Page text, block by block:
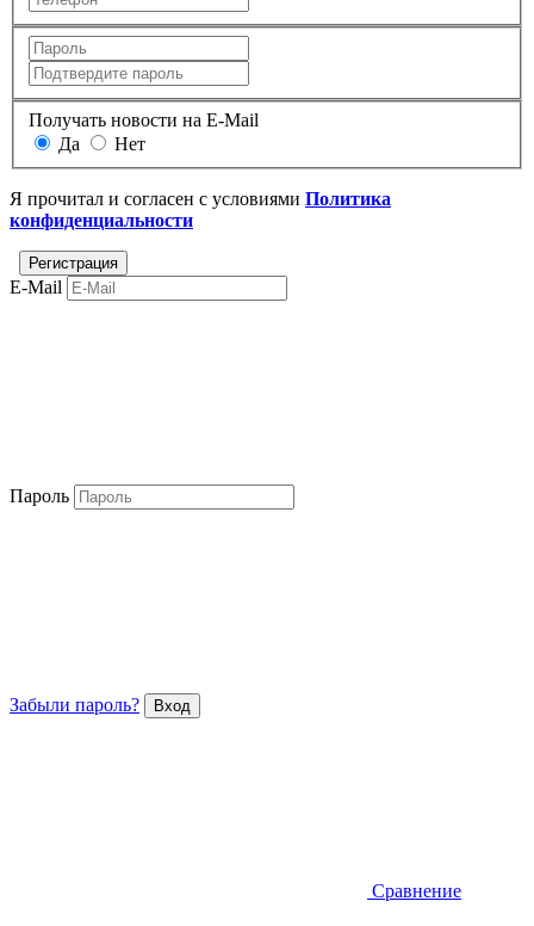
Получать новости на E-Mail
Да
Нет
Я прочитал и согласен с условиями Политика
конфиденциальности
E-Mail
Пароль
Забыли пароль?
Сравнение